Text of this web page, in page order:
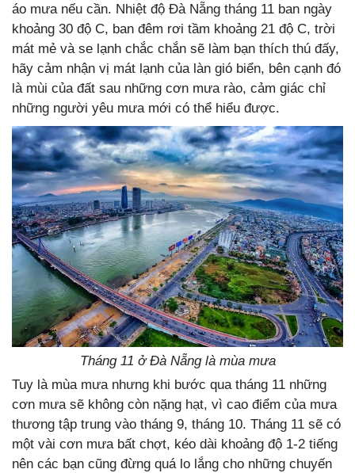
áo mưa nếu cần. Nhiệt độ Đà Nẵng tháng 11 ban ngày
khoảng 30 độ C, ban đêm rơi tầm khoảng 21 độ C, trời
mát mẻ và se lạnh chắc chắn sẽ làm bạn thích thú đấy,
hãy cảm nhận vị mát lạnh của làn gió biển, bên cạnh đó
là mùi của đất sau những cơn mưa rào, cảm giác chỉ
những người yêu mưa mới có thể hiểu được.
Tháng 11 ở Đà Nẵng là mùa mưa
Tuy là mùa mưa nhưng khi bước qua tháng 11 những
cơn mưa sẽ không còn nặng hạt, vì cao điểm của mưa
thương tập trung vào tháng 9, tháng 10. Tháng 11 sẽ có
một vài cơn mưa bất chợt, kéo dài khoảng độ 1-2 tiếng
nên các bạn cũng đừng quá lo lắng cho những chuyến